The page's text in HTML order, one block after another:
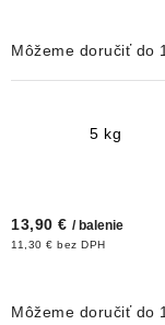
5 kg
13,90 € / balenie
11,30 € bez DPH